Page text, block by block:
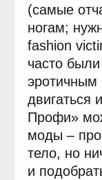
(самые
ногам;
fashion
часто
эротичным
двигаться
Профи»
моды –
тело, но
и